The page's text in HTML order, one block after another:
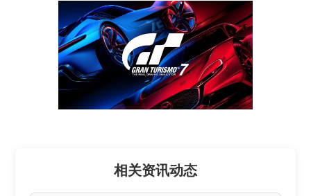
相关资讯动态